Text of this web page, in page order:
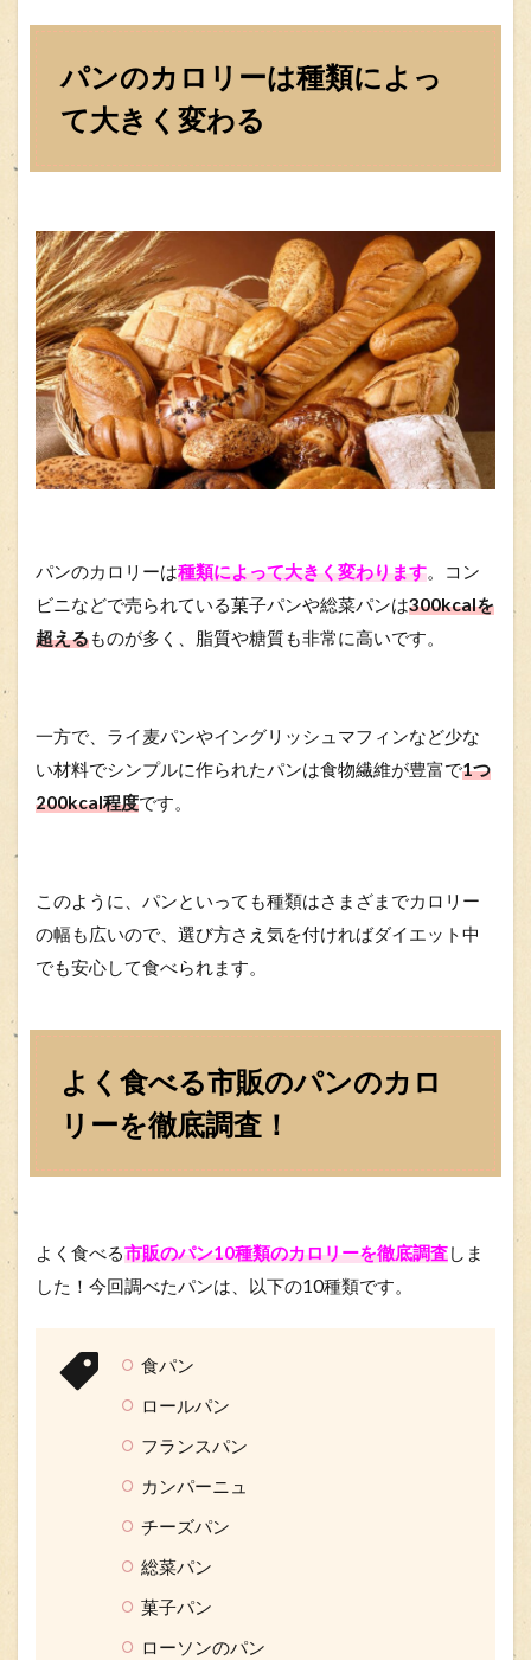
パンのカロリーは種類によっ
て大きく変わる
パンのカロリーは種類によって大きく変わります。コン
ビニなどで売られている菓子パンや総菜パンは300kcalを
超えるものが多く、脂質や糖質も非常に高いです。
一方で、ライ麦パンやイングリッシュマフィンなど少な
い材料でシンプルに作られたパンは食物繊維が豊富で1つ
200kcal程度です。
このように、パンといっても種類はさまざまでカロリー
の幅も広いので、選び方さえ気を付ければダイエット中
でも安心して食べられます。
よく食べる市販のパンのカロ
リーを徹底調査！
よく食べる市販のパン10種類のカロリーを徹底調査しま
した！今回調べたパンは、以下の10種類です。
食パン
ロールパン
フランスパン
カンパーニュ
チーズパン
総菜パン
菓子パン
ローソンのパン